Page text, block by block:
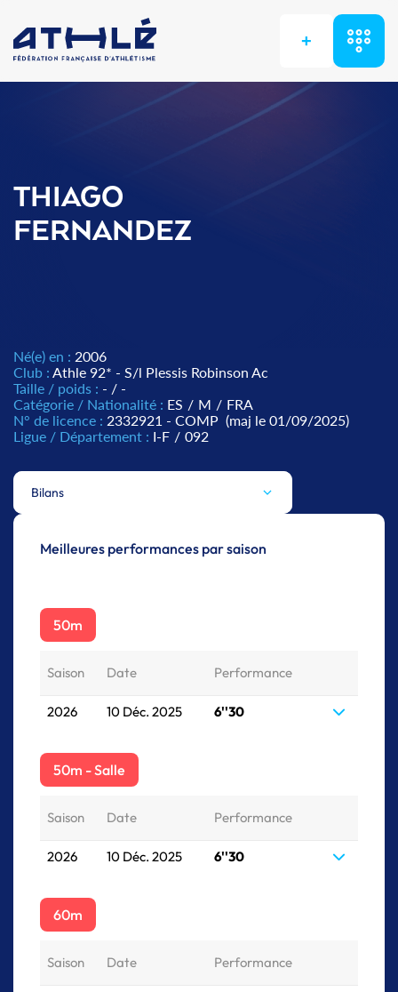
+
THIAGO
FERNANDEZ
Né(e) en : 2006
Club : Athle 92* - S/l Plessis Robinson Ac
Taille / poids : - / -
Catégorie / Nationalité : ES / M / FRA
N° de licence : 2332921 - COMP (maj le 01/09/2025)
Ligue / Département : I-F / 092
Bilans
Meilleures performances par saison
50m
Saison Date Performance
2026 10 Déc. 2025 6''30
50m - Salle
Saison Date Performance
2026 10 Déc. 2025 6''30
60m
Saison Date Performance